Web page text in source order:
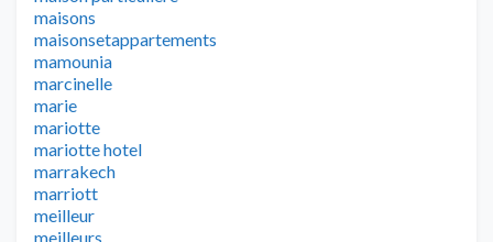
maisons
maisonsetappartements
mamounia
marcinelle
marie
mariotte
mariotte hotel
marrakech
marriott
meilleur
meilleurs